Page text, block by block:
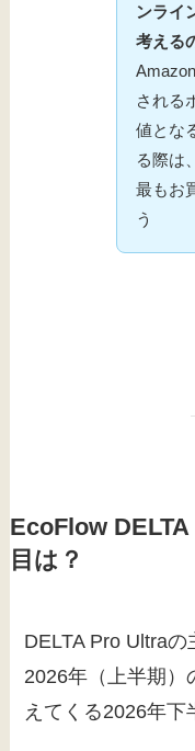
ンライ
考える
される
値とな
る際は
最もお
う
EcoFlow
目は？
DELTA Pro Ultra
2026年（上半期）
えてくる2026年下